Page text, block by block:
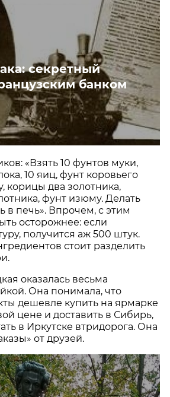
секретный
банком
«Взять 10 фунтов муки,
10 яиц, фунт коровьего
корицы два золотника,
фунт изюму. Делать
в печь». Впрочем, с этим
осторожнее: если
получится аж 500 штук.
стоит разделить
оказалась весьма
Она понимала, что
дешевле купить на ярмарке
цене и доставить в Сибирь,
в Иркутске втридорога. Она
от друзей.